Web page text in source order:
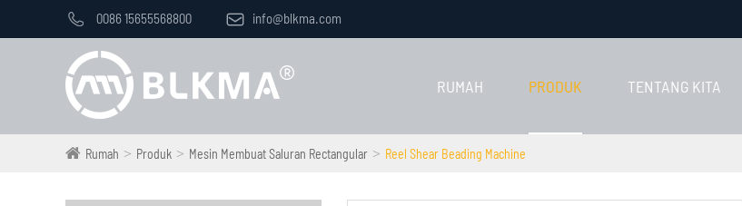
 0086 15655568800  info@blkma.com
RUMAH PRODUK TENTANG KITA
Rumah Produk Mesin Membuat Saluran Rectangular Reel Shear Beading Machine